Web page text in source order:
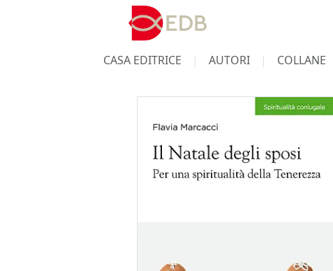
CASA EDITRICE AUTORI COLLANE